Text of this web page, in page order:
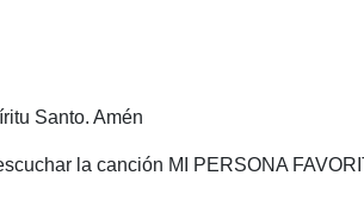
Santo. Amén
la canción MI PERSONA